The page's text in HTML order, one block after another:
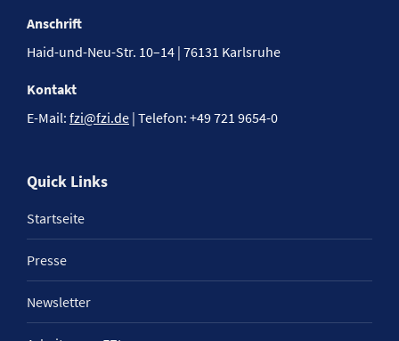
Anschrift
Haid-und-Neu-Str. 10–14 | 76131 Karlsruhe
Kontakt
E-Mail: fzi@fzi.de | Telefon: +49 721 9654-0
Quick Links
Startseite
Presse
Newsletter